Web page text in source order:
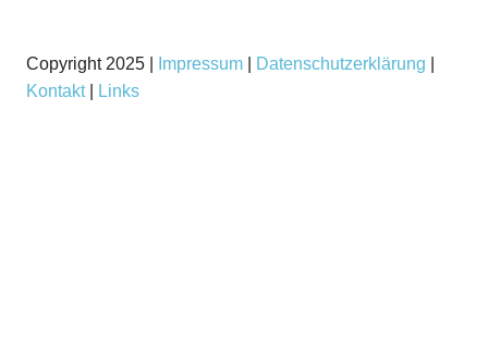
Copyright 2025 | Impressum Datenschutzerklärung
Kontakt| Links